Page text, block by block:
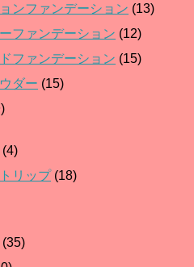
ンファンデーション (13)
ファンデーション (12)
ファンデーション (15)
ダー (15)
(4)
リップ(18)
(35)